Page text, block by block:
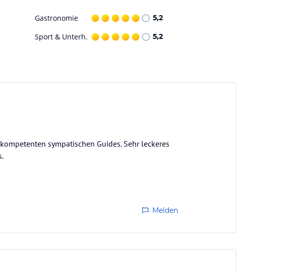
Gastronomie 5,2
Sport & Unterh. 5,2
sympatischen Guides. Sehr leckeres
Melden